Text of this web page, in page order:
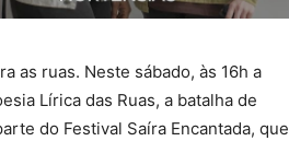
as ruas. Neste sábado, às 16h a
Lírica das Ruas, a batalha de
do Festival Saíra Encantada, que